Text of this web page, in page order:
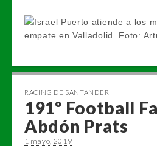
RACING DE SANTANDER
191º Football
Abdón Prats
1 mayo, 2019